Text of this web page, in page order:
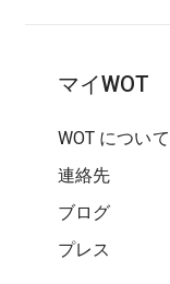
マイWOT
WOT について
連絡先
ブログ
プレス